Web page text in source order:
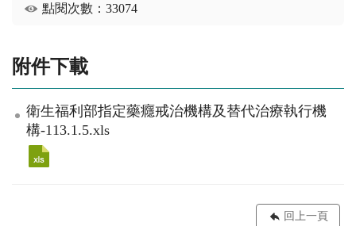
點閱次數：33074
附件下載
衛生福利部指定藥癮戒治機構及替代治療執行機
構-113.1.5.xls
回上一頁